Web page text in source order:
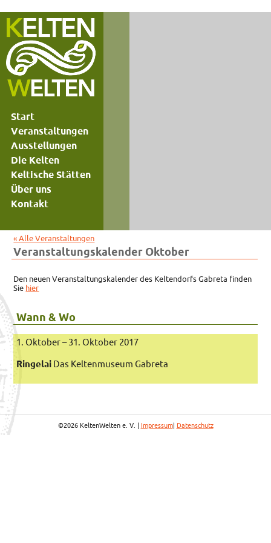
Start
Veranstaltungen
Ausstellungen
Die Kelten
Keltische Stätten
Über uns
Kontakt
« Alle Veranstaltungen
Veranstaltungskalender Oktober
Den neuen Veranstaltungskalender des Keltendorfs Gabreta finden
Sie hier
Wann & Wo
1. Oktober – 31. Oktober 2017
Ringelai Das Keltenmuseum Gabreta
©2026 KeltenWelten e. V. | Impressum| Datenschutz